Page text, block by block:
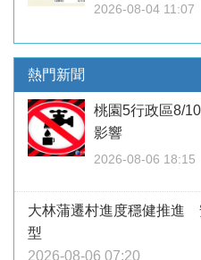
2026-08-04 11:07
熱門新聞
桃園5行政區8/
影響
2026-08-06 18:15
大林蒲遷村進度穩健推進
型
2026-08-06 07:20